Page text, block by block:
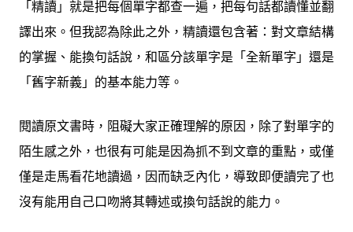
「精讀」就是把每個單字都查一遍，把每句話都讀懂並翻
譯出來。但我認為除此之外，精讀還包含著：對文章結構
的掌握、能換句話說，和區分該單字是「全新單字」還是
「舊字新義」的基本能力等。
閱讀原文書時，阻礙大家正確理解的原因，除了對單字的
陌生感之外，也很有可能是因為抓不到文章的重點，或僅
僅是走馬看花地讀過，因而缺乏內化，導致即便讀完了也
沒有能用自己口吻將其轉述或換句話說的能力。